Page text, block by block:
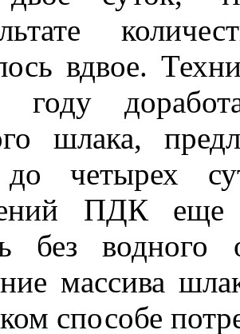
вдвое.
шлака,
четырех
ПДК еще
без водного
массива
способе